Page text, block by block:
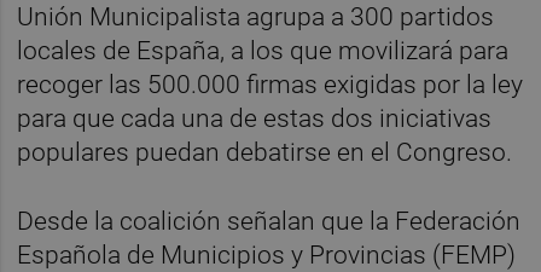
Unión Municipalista agrupa a 300 partidos
locales de España, a los que movilizará para
recoger las 500.000 firmas exigidas por la ley
para que cada una de estas dos iniciativas
populares puedan debatirse en el Congreso.
Desde la coalición señalan que la Federación
Española de Municipios y Provincias (FEMP)